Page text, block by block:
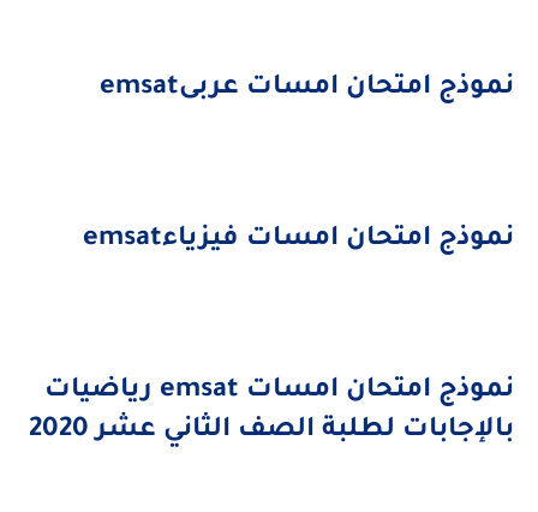
امتحان امسات عربىemsat
امتحان امسات فيزياءemsat
امتحان امساتemsatرياضيات
لطلبة الصف الثاني عشر 2020